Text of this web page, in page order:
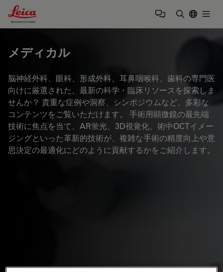
Leica Microsystems Logo
メディカル
脳神経外科、眼科、形成外科、耳鼻咽喉科、歯科の専門医
向けに厳選された、最新の科学・臨床リソースを探索しま
せんか？ 貴重な症例や洞察、シンポジウムなど、多彩な
コンテンツをご覧いただけます。 手術用顕微鏡の最先端
技術に焦点を当て、AR蛍光、3D視覚化、術中OCTイメー
ジングといった革新的技術が、複雑な手術の精度向上や意
思決定の最適化にどのように貢献するかをご紹介します。